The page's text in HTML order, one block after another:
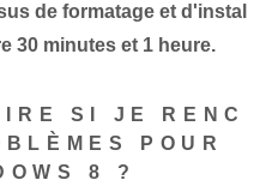
de formatage et d'instal
30 minutes et 1 heure.
SI JE RENC
POUR
8 ?